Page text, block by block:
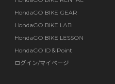
HondaGO BIKE GEAR
HondaGO BIKE LAB
HondaGO BIKE LESSON
HondaGO ID＆Point
ログイン/マイページ